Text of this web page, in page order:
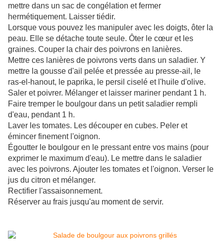
mettre dans un sac de congélation et fermer
hermétiquement. Laisser tiédir.
Lorsque vous pouvez les manipuler avec les doigts, ôter la
peau. Elle se détache toute seule. Ôter le cœur et les
graines. Couper la chair des poivrons en lanières.
Mettre ces lanières de poivrons verts dans un saladier. Y
mettre la gousse d'ail pelée et pressée au presse-ail, le
ras-el-hanout, le paprika, le persil ciselé et l'huile d'olive.
Saler et poivrer. Mélanger et laisser mariner pendant 1 h.
Faire tremper le boulgour dans un petit saladier rempli
d'eau, pendant 1 h.
Laver les tomates. Les découper en cubes. Peler et
émincer finement l'oignon.
Égoutter le boulgour en le pressant entre vos mains (pour
exprimer le maximum d'eau). Le mettre dans le saladier
avec les poivrons. Ajouter les tomates et l'oignon. Verser le
jus du citron et mélanger.
Rectifier l'assaisonnement.
Réserver au frais jusqu'au moment de servir.